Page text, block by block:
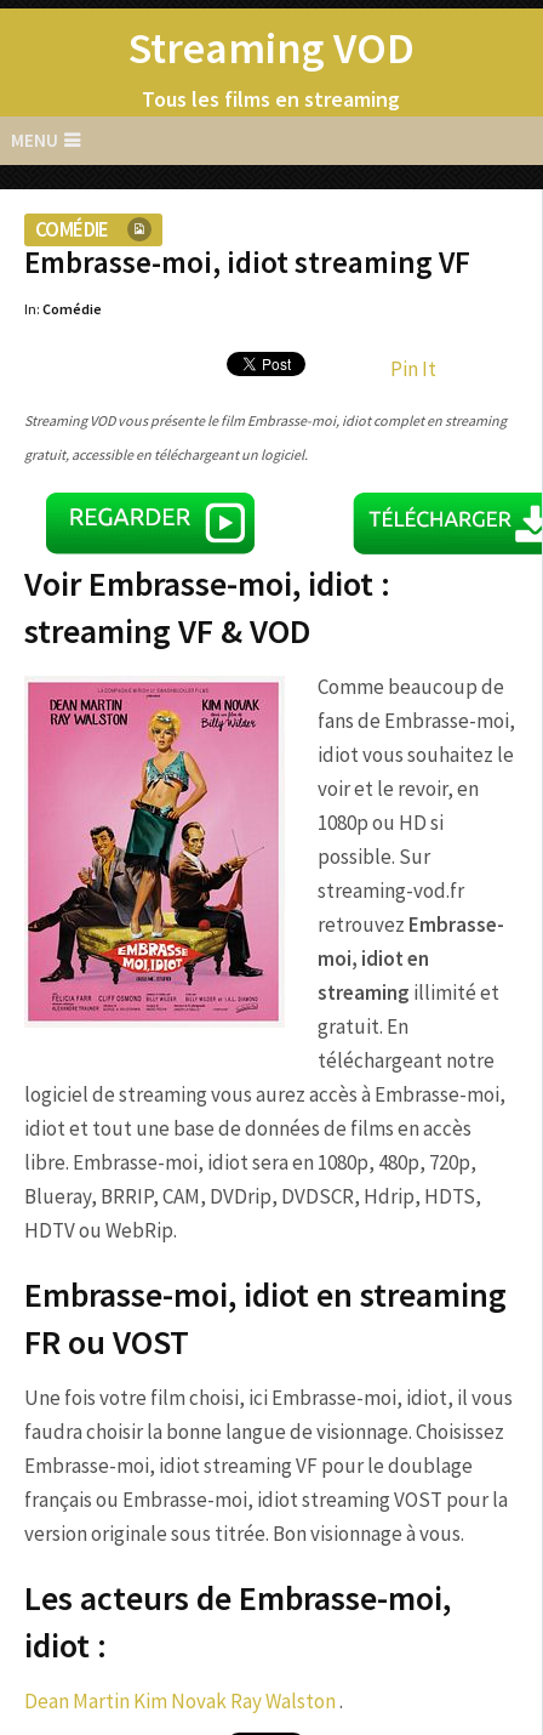
Streaming VOD
Tous les films en streaming
MENU
COMÉDIE
Embrasse-moi, idiot streaming VF
In: Comédie
Pin It
Streaming VOD vous présente le film Embrasse-moi, idiot complet en streaming
gratuit, accessible en téléchargeant un logiciel.
Voir Embrasse-moi, idiot :
streaming VF & VOD
Comme beaucoup de
fans de Embrasse-moi,
idiot vous souhaitez le
voir et le revoir, en
1080p ou HD si
possible. Sur
streaming-vod.fr
retrouvez Embrasse-
moi, idiot en
streaming illimité et
gratuit. En
téléchargeant notre
logiciel de streaming vous aurez accès à Embrasse-moi,
idiot et tout une base de données de films en accès
libre. Embrasse-moi, idiot sera en 1080p, 480p, 720p,
Blueray, BRRIP, CAM, DVDrip, DVDSCR, Hdrip, HDTS,
HDTV ou WebRip.
Embrasse-moi, idiot en streaming
FR ou VOST
Une fois votre film choisi, ici Embrasse-moi, idiot, il vous
faudra choisir la bonne langue de visionnage. Choisissez
Embrasse-moi, idiot streaming VF pour le doublage
français ou Embrasse-moi, idiot streaming VOST pour la
version originale sous titrée. Bon visionnage à vous.
Les acteurs de Embrasse-moi,
idiot :
Dean MartinKim NovakRay Walston.